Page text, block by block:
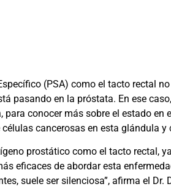
(PSA) como el tacto rectal
pasando en la próstata. En ese
conocer más sobre el estado en
cancerosas en esta glándula
prostático como el tacto rectal,
eficaces de abordar esta
suele ser silenciosa”, afirma el Dr.